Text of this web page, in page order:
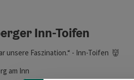
Inn-Toifen
unsere Faszination.“ - Inn-Toifen 👹
am Inn